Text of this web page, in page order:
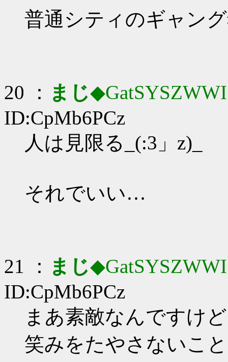
普通シティのギャン
20 ： まじ◆GatSYSZWWI
ID:CpMb6PCz
人は見限る_(:3」z)_
それでいい…
21 ： まじ◆GatSYSZWWI
ID:CpMb6PCz
まあ素敵なんですけ
笑みをたやさないこ